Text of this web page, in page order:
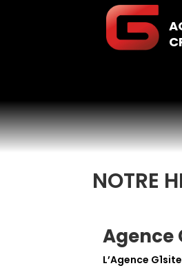
NOTRE
Agence
L’Agence